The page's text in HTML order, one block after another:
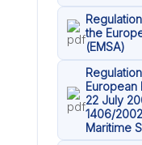
the
(EMSA)
European
22 July
1406/
Maritime